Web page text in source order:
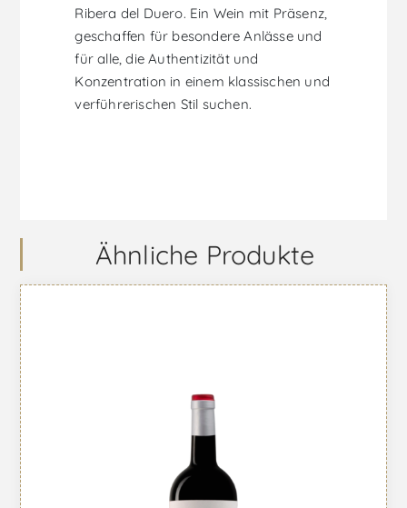
Ribera del Duero. Ein Wein mit Präsenz,
geschaffen für besondere Anlässe und
für alle, die Authentizität und
Konzentration in einem klassischen und
verführerischen Stil suchen.
Ähnliche Produkte